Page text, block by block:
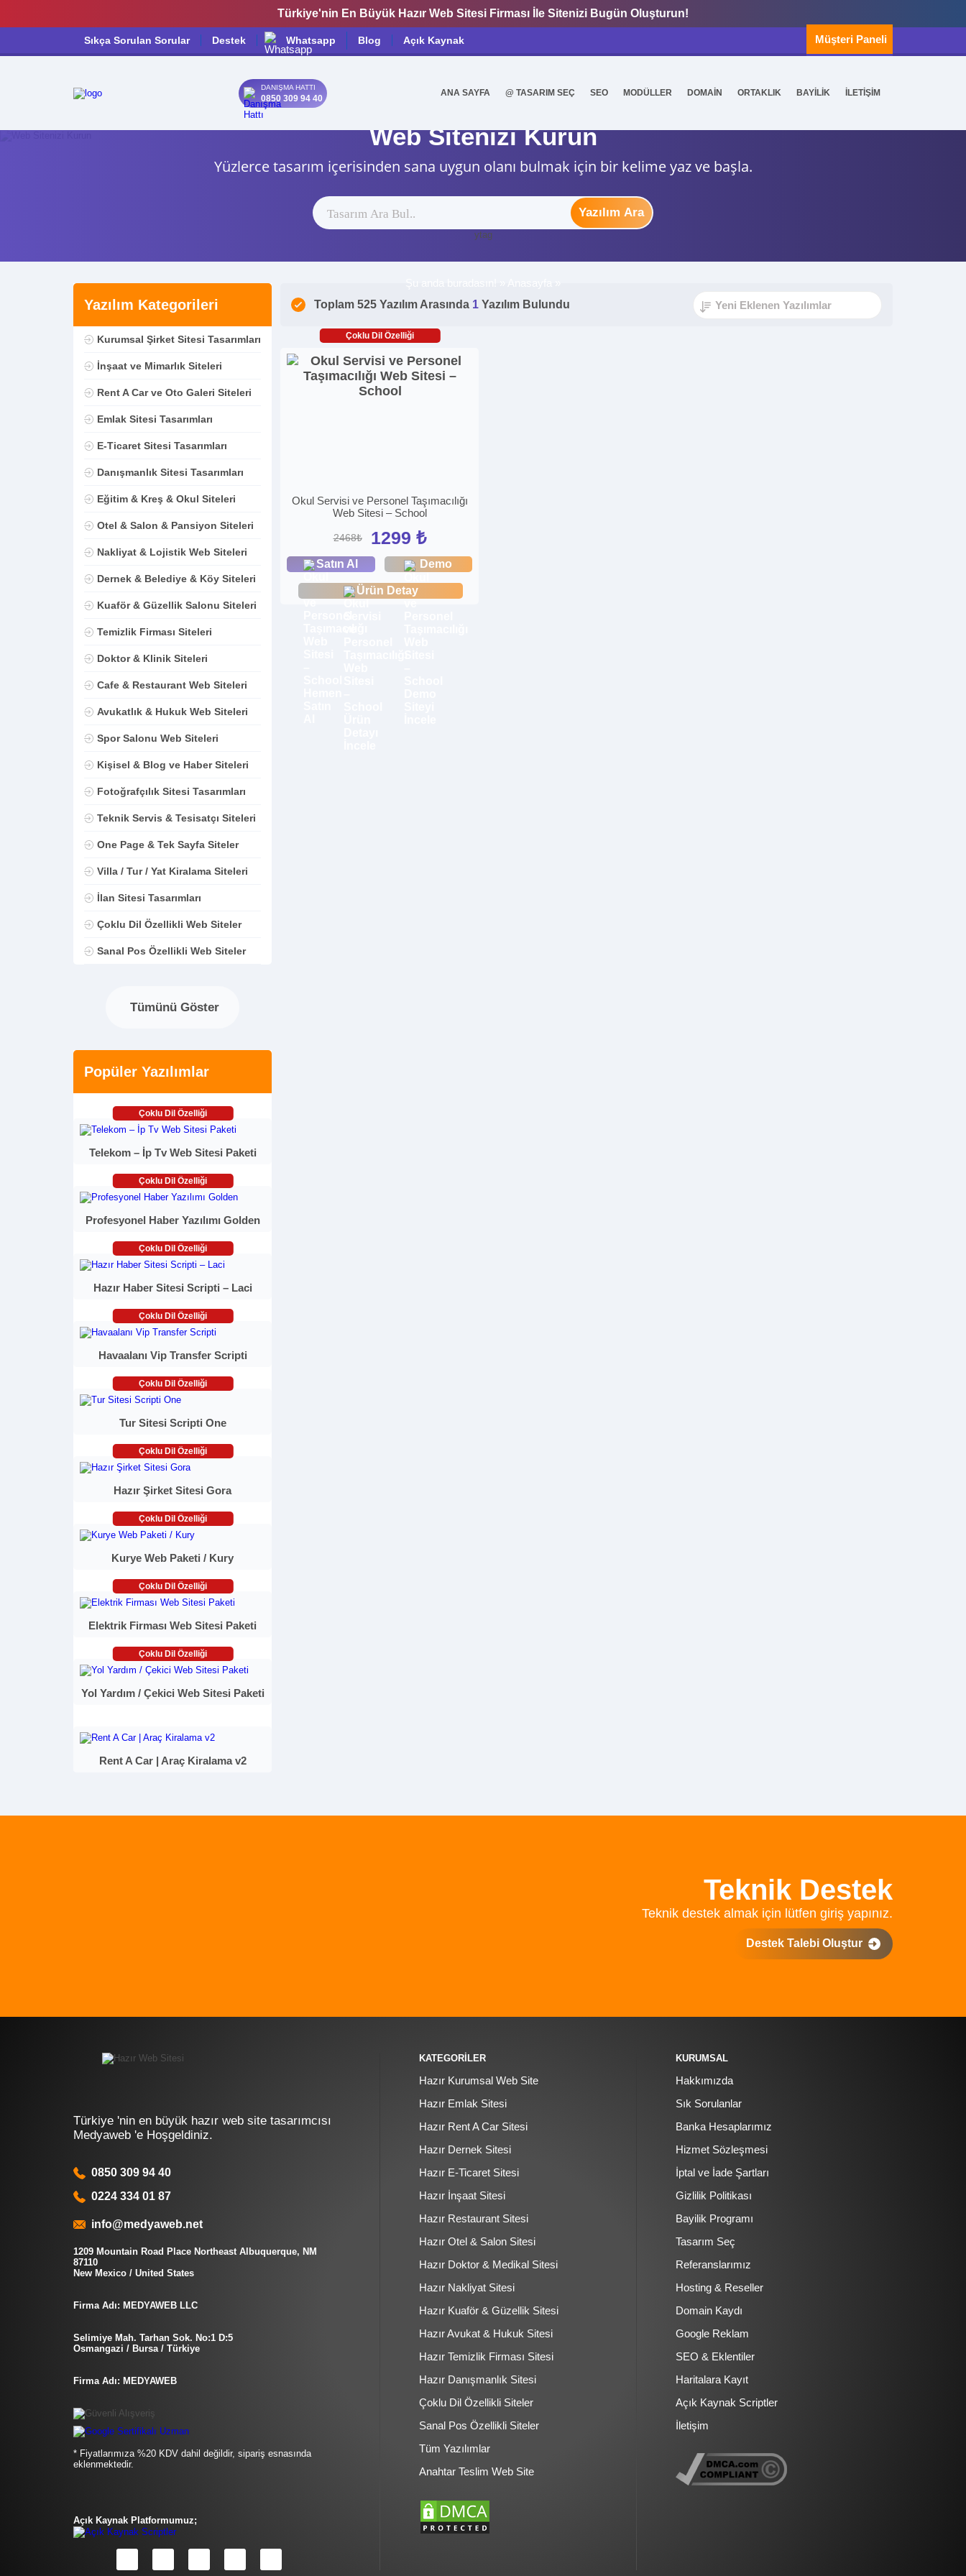
Türkiye'nin En Büyük Hazır Web Sitesi Firması İle Sitenizi Bugün Oluşturun!
Sıkça Sorulan Sorular Destek Whatsapp Blog Açık Kaynak Müşteri Paneli
DANIŞMA HATTI
0850 309 94 40
ANA SAYFA @ TASARIM SEÇ SEO MODÜLLER DOMAİN ORTAKLIK BAYİLİK İLETİŞİM
Web Sitenizi Kurun
Yüzlerce tasarım içerisinden sana uygun olanı bulmak için bir kelime yaz ve başla.
Yazılım Ara
ytag
Yazılım Kategorileri
Kurumsal Şirket Sitesi Tasarımları
İnşaat ve Mimarlık Siteleri
Rent A Car ve Oto Galeri Siteleri
Emlak Sitesi Tasarımları
E-Ticaret Sitesi Tasarımları
Danışmanlık Sitesi Tasarımları
Eğitim & Kreş & Okul Siteleri
Otel & Salon & Pansiyon Siteleri
Nakliyat & Lojistik Web Siteleri
Dernek & Belediye & Köy Siteleri
Kuaför & Güzellik Salonu Siteleri
Temizlik Firması Siteleri
Doktor & Klinik Siteleri
Cafe & Restaurant Web Siteleri
Avukatlık & Hukuk Web Siteleri
Spor Salonu Web Siteleri
Kişisel & Blog ve Haber Siteleri
Fotoğrafçılık Sitesi Tasarımları
Teknik Servis & Tesisatçı Siteleri
One Page & Tek Sayfa Siteler
Villa / Tur / Yat Kiralama Siteleri
İlan Sitesi Tasarımları
Çoklu Dil Özellikli Web Siteler
Sanal Pos Özellikli Web Siteler
Tümünü Göster
Popüler Yazılımlar
Çoklu Dil Özelliği
Telekom – İp Tv Web Sitesi Paketi
Çoklu Dil Özelliği
Profesyonel Haber Yazılımı Golden
Çoklu Dil Özelliği
Hazır Haber Sitesi Scripti – Laci
Çoklu Dil Özelliği
Havaalanı Vip Transfer Scripti
Çoklu Dil Özelliği
Tur Sitesi Scripti One
Çoklu Dil Özelliği
Hazır Şirket Sitesi Gora
Çoklu Dil Özelliği
Kurye Web Paketi / Kury
Çoklu Dil Özelliği
Elektrik Firması Web Sitesi Paketi
Çoklu Dil Özelliği
Yol Yardım / Çekici Web Sitesi Paketi
Rent A Car | Araç Kiralama v2
Toplam 525 Yazılım Arasında 1 Yazılım Bulundu
Çoklu Dil Özelliği
Okul Servisi ve Personel Taşımacılığı
Web Sitesi – School
2468₺ 1299 ₺
Satın Al Demo
Ürün Detay
Teknik Destek
Teknik destek almak için lütfen giriş yapınız.
Destek Talebi Oluştur
Türkiye 'nin en büyük hazır web site tasarımcısı
Medyaweb 'e Hoşgeldiniz.
0850 309 94 40
0224 334 01 87
info@medyaweb.net
1209 Mountain Road Place Northeast Albuquerque, NM
87110
New Mexico / United States
Firma Adı: MEDYAWEB LLC
Selimiye Mah. Tarhan Sok. No:1 D:5
Osmangazi / Bursa / Türkiye
Firma Adı: MEDYAWEB
* Fiyatlarımıza %20 KDV dahil değildir, sipariş esnasında
eklenmektedir.
Açık Kaynak Platformumuz;
KATEGORİLER
Hazır Kurumsal Web Site
Hazır Emlak Sitesi
Hazır Rent A Car Sitesi
Hazır Dernek Sitesi
Hazır E-Ticaret Sitesi
Hazır İnşaat Sitesi
Hazır Restaurant Sitesi
Hazır Otel & Salon Sitesi
Hazır Doktor & Medikal Sitesi
Hazır Nakliyat Sitesi
Hazır Kuaför & Güzellik Sitesi
Hazır Avukat & Hukuk Sitesi
Hazır Temizlik Firması Sitesi
Hazır Danışmanlık Sitesi
Çoklu Dil Özellikli Siteler
Sanal Pos Özellikli Siteler
Tüm Yazılımlar
Anahtar Teslim Web Site
KURUMSAL
Hakkımızda
Sık Sorulanlar
Banka Hesaplarımız
Hizmet Sözleşmesi
İptal ve İade Şartları
Gizlilik Politikası
Bayilik Programı
Tasarım Seç
Referanslarımız
Hosting & Reseller
Domain Kaydı
Google Reklam
SEO & Eklentiler
Haritalara Kayıt
Açık Kaynak Scriptler
İletişim